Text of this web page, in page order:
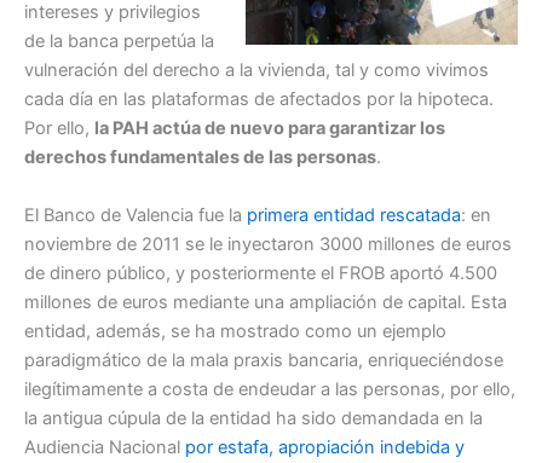
intereses y privilegios
de la banca perpetúa la
vulneración del derecho a la vivienda, tal y como vivimos
cada día en las plataformas de afectados por la hipoteca.
Por ello, la PAH actúa de nuevo para garantizar los
derechos fundamentales de las personas.
El Banco de Valencia fue la primera entidad rescatada: en
noviembre de 2011 se le inyectaron 3000 millones de euros
de dinero público, y posteriormente el FROB aportó 4.500
millones de euros mediante una ampliación de capital. Esta
entidad, además, se ha mostrado como un ejemplo
paradigmático de la mala praxis bancaria, enriqueciéndose
ilegítimamente a costa de endeudar a las personas, por ello,
la antigua cúpula de la entidad ha sido demandada en la
Audiencia Nacional por estafa, apropiación indebida y